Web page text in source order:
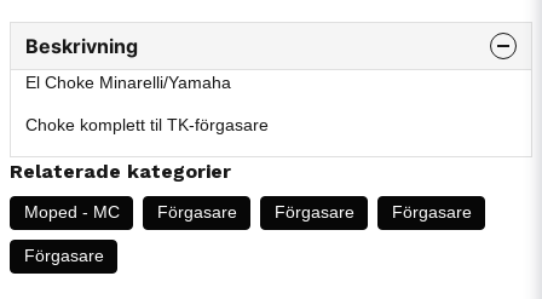
Beskrivning
El Choke Minarelli/Yamaha
Choke komplett til TK-förgasare
Relaterade kategorier
Moped - MC Förgasare Förgasare Förgasare
Förgasare